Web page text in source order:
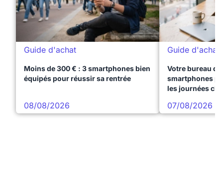
Guide d'achat
Moins de 300 € : 3 smartphones bien
équipés pour réussir sa rentrée
08/08/2026
Guide d'achat
Votre bureau
smartphones
les journées
07/08/2026